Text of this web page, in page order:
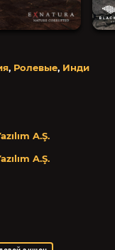
, Ролевые, Инди
A.Ş.
A.Ş.